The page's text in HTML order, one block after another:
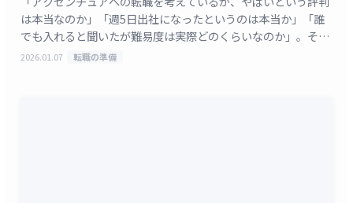
は本当なのか」「週5日出社になったというのは本当か」「誰
でも入れると聞いたが難易度は実際どのくらいなのか」。そん
な疑問を持っている方は多いと思います。 アクセンチュ
2026.01.07 転職の準備